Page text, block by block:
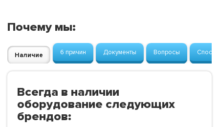
Почему мы:
Наличие 6 причин Документы Вопросы
Всегда в наличии
оборудование следующих
брендов: